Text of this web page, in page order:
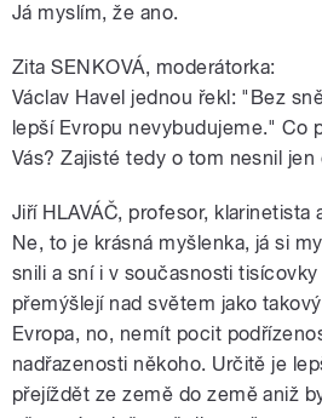
Já myslím, že ano.
Zita SENKOVÁ, moderátorka:
Václav Havel jednou řekl: "Bez
lepší Evropu nevybudujeme." Co
Vás? Zajisté tedy o tom nesnil jen
Jiří HLAVÁČ, profesor, klarinetista
Ne, to je krásná myšlenka, já si
snili a sní i v současnosti
přemýšlejí nad světem jako
Evropa, no, nemít pocit
nadřazenosti někoho. Určitě je
přejíždět ze země do země aniž